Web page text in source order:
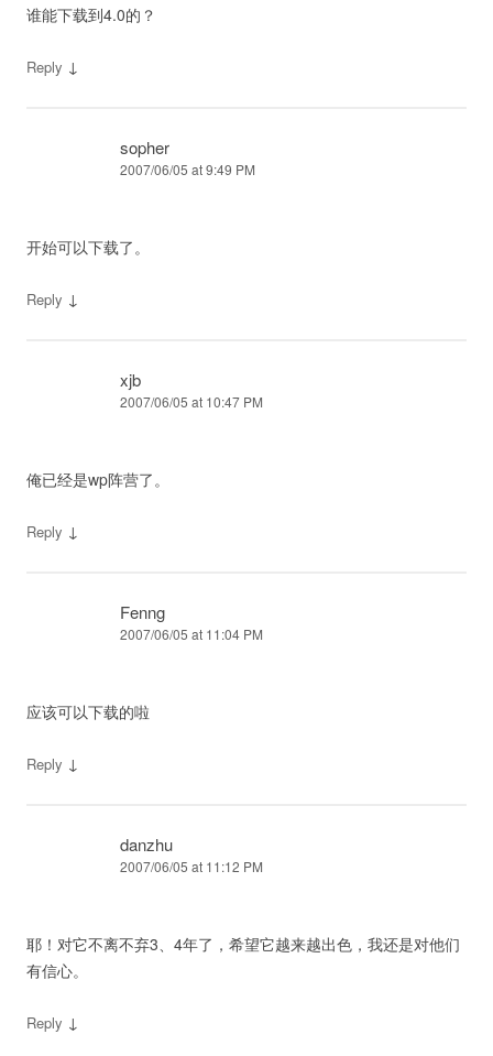
谁能下载到4.0的？
Reply ↓
sopher
2007/06/05 at 9:49 PM
开始可以下载了。
Reply ↓
xjb
2007/06/05 at 10:47 PM
俺已经是wp阵营了。
Reply ↓
Fenng
2007/06/05 at 11:04 PM
应该可以下载的啦
Reply ↓
danzhu
2007/06/05 at 11:12 PM
耶！对它不离不弃3、4年了，希望它越来越出色，我还是对他们
有信心。
Reply ↓